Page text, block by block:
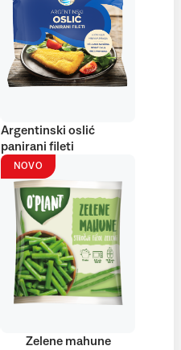
Argentinski oslić
panirani fileti
NOVO
Zelene mahune